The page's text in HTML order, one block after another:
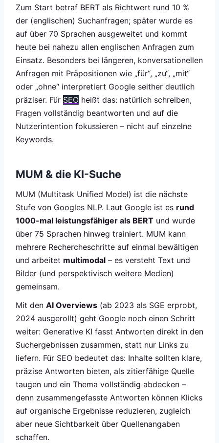
Zum Start betraf BERT als Richtwert rund 10 %
der (englischen) Suchanfragen; später wurde es
auf über 70 Sprachen ausgeweitet und kommt
heute bei nahezu allen englischen Anfragen zum
Einsatz. Besonders bei längeren, konversationellen
Anfragen mit Präpositionen wie „für“, „zu“, „mit“
oder „ohne“ interpretiert Google seither deutlich
präziser. Für SEO heißt das: natürlich schreiben,
Fragen vollständig beantworten und auf die
Nutzerintention fokussieren – nicht auf einzelne
Keywords.
MUM & die KI-Suche
MUM (Multitask Unified Model) ist die nächste
Stufe von Googles NLP. Laut Google ist es rund
1000-mal leistungsfähiger als BERT und wurde
über 75 Sprachen hinweg trainiert. MUM kann
mehrere Rechercheschritte auf einmal bewältigen
und arbeitet multimodal – es versteht Text und
Bilder (und perspektivisch weitere Medien)
gemeinsam.
Mit den AI Overviews (ab 2023 als SGE erprobt,
2024 ausgerollt) geht Google noch einen Schritt
weiter: Generative KI fasst Antworten direkt in den
Suchergebnissen zusammen, statt nur Links zu
liefern. Für SEO bedeutet das: Inhalte sollten klare,
präzise Antworten bieten, als zitierfähige Quelle
taugen und ein Thema vollständig abdecken –
denn zusammengefasste Antworten können Klicks
auf organische Ergebnisse reduzieren, zugleich
aber neue Sichtbarkeit über Quellenangaben
schaffen.